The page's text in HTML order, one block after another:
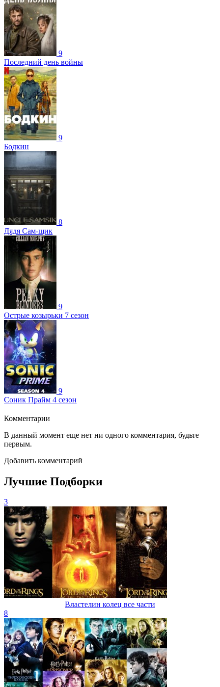
9
Последний день войны
9
Бодкин
8
Дядя Сам-щик
9
Острые козырьки 7 сезон
9
Соник Прайм 4 сезон
Комментарии
В данный момент еще нет ни одного комментария, будьте
первым.
Добавить комментарий
Лучшие Подборки
3
Властелин колец все части
8